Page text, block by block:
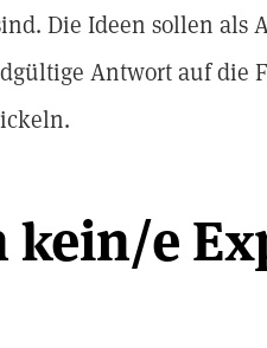
Die Ideen sollen als
Antwort auf die
kein/e